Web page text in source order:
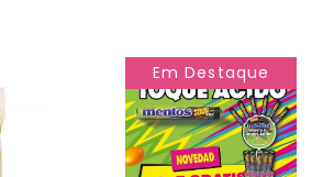
Em Destaque